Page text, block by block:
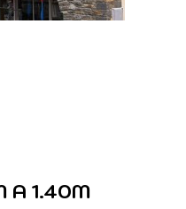
A 1.40M